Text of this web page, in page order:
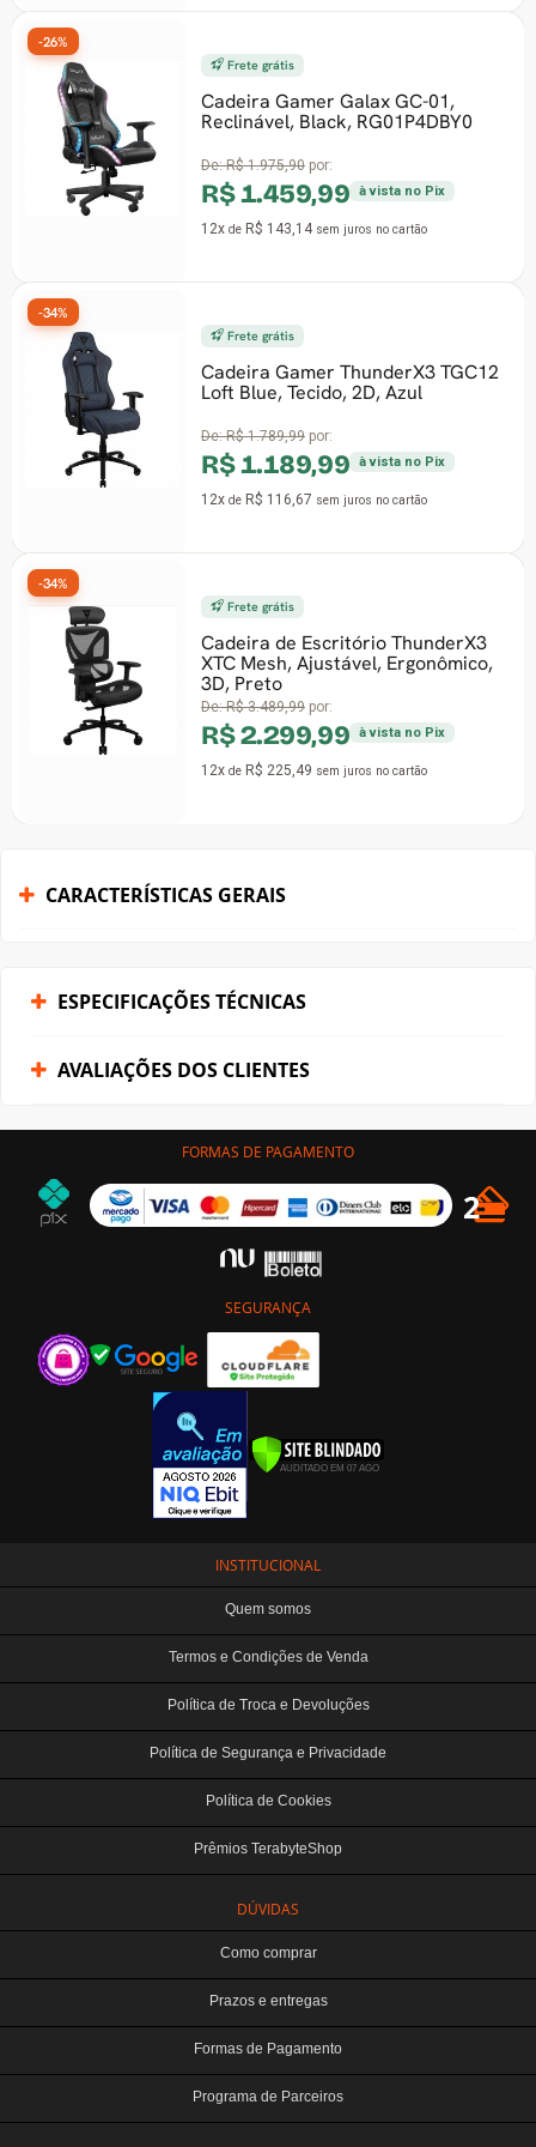
Frete grátis
Cadeira Gamer Galax GC-01,
Reclinável, Black, RG01P4DBY0
De:R$ 1.975,90por:
R$ 1.459,99 à vista no Pix
12xde R$ 143,14sem juros no cartão
-26%
Frete grátis
Cadeira Gamer ThunderX3 TGC12
Loft Blue, Tecido, 2D, Azul
De:R$ 1.789,99por:
R$ 1.189,99 à vista no Pix
12xde R$ 116,67 sem juros no cartão
-34%
Frete grátis
Cadeira de Escritório ThunderX3
XTC Mesh, Ajustável, Ergonômico,
3D, Preto
De:R$ 3.489,99por:
R$ 2.299,99 à vista no Pix
12xde R$ 225,49 sem juros no cartão
-34%
CARACTERÍSTICAS GERAIS
ESPECIFICAÇÕES TÉCNICAS
AVALIAÇÕES DOS CLIENTES
FORMAS DE PAGAMENTO
SEGURANÇA
INSTITUCIONAL
Quem somos
Termos e Condições de Venda
Política de Troca e Devoluções
Política de Segurança e Privacidade
Política de Cookies
Prêmios TerabyteShop
DÚVIDAS
Como comprar
Prazos e entregas
Formas de Pagamento
Programa de Parceiros